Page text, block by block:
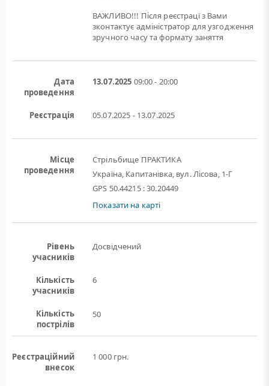
ВАЖЛИВО!!! Після реєстрацї з Вами
зконтактує адміністратор для узгодження
зручного часу та формату заняття
Дата
проведення
13.07.2025 09:00 - 20:00
Реєстрація 05.07.2025 - 13.07.2025
Місце
проведення
Стрільбище ПРАКТИКА
Україна, Капитанівка, вул. Лісова, 1-Г
GPS 50.44215 : 30.20449
Показати на карті
Рівень
учасників
Досвідчений
Кількість
учасників
6
Кількість
пострілів
50
Реєстраційний
внесок
1 000 грн.